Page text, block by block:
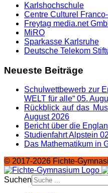
Karlshochschule
Centre Culturel
Freytag media.net
MiRO
Sparkasse Karlsruhe
Deutsche Telekom
Neueste Beiträge
Schulwettbewerb zur
WELT für alle“ 05.
Rückblick auf das
August 2026
Bericht über die
Studienfahrt Alpstein
Das Mathematikum in
© 2017-2026 Fichte-
Suchen